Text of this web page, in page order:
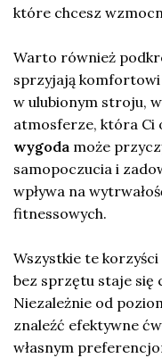
które chcesz
Warto również
sprzyjają
w ulubionym stroju,
atmosferze, która Ci
wygoda może
samopoczucia i
wpływa na
fitnessowych.
Wszystkie te
bez sprzętu staje się
Niezależnie od
znaleźć efektywne
własnym